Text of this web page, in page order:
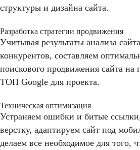
структуры и дизайна сайта.
Разработка стратегии продвижения
Учитывая результаты анализа
конкурентов, составляем
поискового продвижения сайта на
ТОП Google для проекта.
Техническая оптимизация
Устраняем ошибки и битые
верстку, адаптируем сайт под
делаем все необходимое для того,